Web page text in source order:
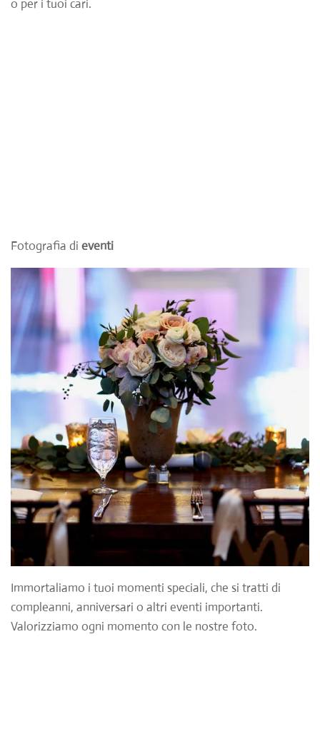
o per i tuoi cari.
Fotografia di eventi
Immortaliamo i tuoi momenti speciali, che si tratti di
compleanni, anniversari o altri eventi importanti.
Valorizziamo ogni momento con le nostre foto.